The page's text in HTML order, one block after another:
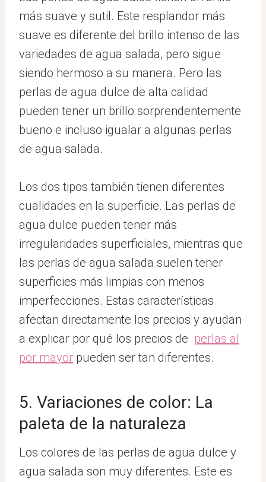
más suave y sutil. Este resplandor más
suave es diferente del brillo intenso de las
variedades de agua salada, pero sigue
siendo hermoso a su manera. Pero las
perlas de agua dulce de alta calidad
pueden tener un brillo sorprendentemente
bueno e incluso igualar a algunas perlas
de agua salada.
Los dos tipos también tienen diferentes
cualidades en la superficie. Las perlas de
agua dulce pueden tener más
irregularidades superficiales, mientras que
las perlas de agua salada suelen tener
superficies más limpias con menos
imperfecciones. Estas características
afectan directamente los precios y ayudan
a explicar por qué los precios de perlas al
por mayor pueden ser tan diferentes.
5. Variaciones de color: La
paleta de la naturaleza
Los colores de las perlas de agua dulce y
agua salada son muy diferentes. Este es